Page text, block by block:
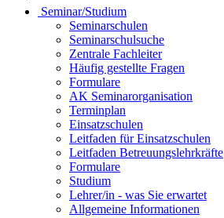
Seminar/Studium
Seminarschulen
Seminarschulsuche
Zentrale Fachleiter
Häufig gestellte Fragen
Formulare
AK Seminarorganisation
Terminplan
Einsatzschulen
Leitfaden für Einsatzschulen
Leitfaden Betreuungslehrkräfte
Formulare
Studium
Lehrer/in - was Sie erwartet
Allgemeine Informationen